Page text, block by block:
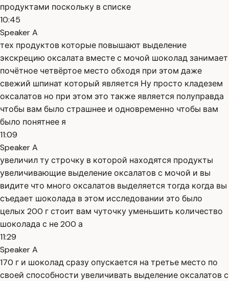
продуктами поскольку в списке
10:45
Speaker A
тех продуктов которые повышают выделение
экскрецию оксалата вместе с мочой шоколад занимает
почётное четвёртое место обходя при этом даже
свежий шпинат который является Ну просто кладезем
оксалатов но при этом это также является полуправда
чтобы вам было страшнее и одновременно чтобы вам
было понятнее я
11:09
Speaker A
увеличил ту строчку в которой находятся продукты
увеличивающие выделение оксалатов с мочой и вы
видите что много оксалатов выделяется тогда когда вы
съедает шоколада в этом исследовании это было
целых 200 г стоит вам чуточку уменьшить количество
шоколада с не 200 а
11:29
Speaker A
170 г и шоколад сразу опускается на третье место по
своей способности увеличивать выделение оксалатов с